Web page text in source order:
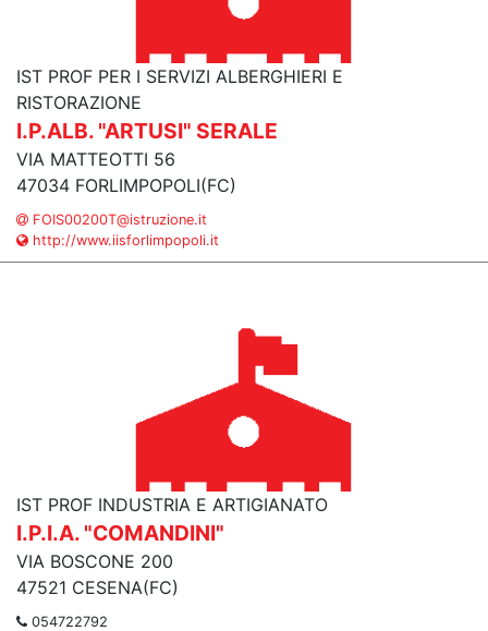
IST PROF PER I SERVIZI ALBERGHIERI E
RISTORAZIONE
I.P.ALB. "ARTUSI" SERALE
VIA MATTEOTTI 56
47034 FORLIMPOPOLI(FC)
FOIS00200T@istruzione.it
http://www.iisforlimpopoli.it
IST PROF INDUSTRIA E ARTIGIANATO
I.P.I.A. "COMANDINI"
VIA BOSCONE 200
47521 CESENA(FC)
054722792